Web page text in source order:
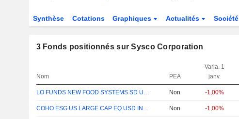
Synthèse Cotations Graphiques Actualités Société
3Fonds positionnés sur Sysco Corporation
Nom PEA
Varia. 1
janv.
LO FUNDS NEW FOOD SYSTEMS SD USD MA Non -1,00%
COHO ESG US LARGE CAP EQ USD INSTL ACC Non -1,00%